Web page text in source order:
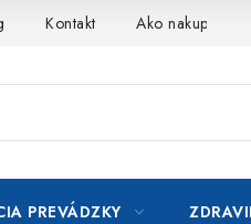
Kontakt Ako nakupovať
PREVÁDZKY